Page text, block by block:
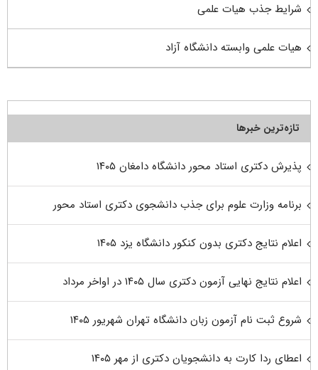
شرایط جذب هیات علمی
هیات علمی وابسته دانشگاه آزاد
تازه‌ترین خبرها
پذیرش دکتری استاد محور دانشگاه دامغان ۱۴۰۵
برنامه وزارت علوم برای جذب دانشجوی دکتری استاد محور
اعلام نتایج دکتری بدون کنکور دانشگاه یزد ۱۴۰۵
اعلام نتایج نهایی آزمون دکتری سال ۱۴۰۵ در اواخر مرداد
شروع ثبت نام آزمون زبان دانشگاه تهران شهریور ۱۴۰۵
اعطای ردا کارت به دانشجویان دکتری از مهر ۱۴۰۵